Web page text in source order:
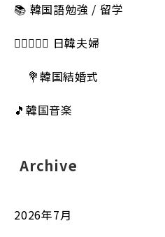
📚 韓国語勉強 / 留学
👩🏻‍❤️‍👨🏻 日韓夫婦
💐韓国結婚式
🎵韓国音楽
Archive
2026年7月